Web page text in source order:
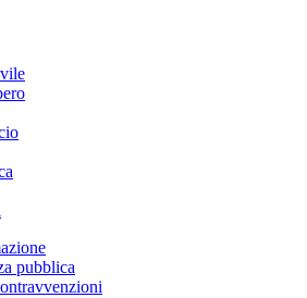
pubblica